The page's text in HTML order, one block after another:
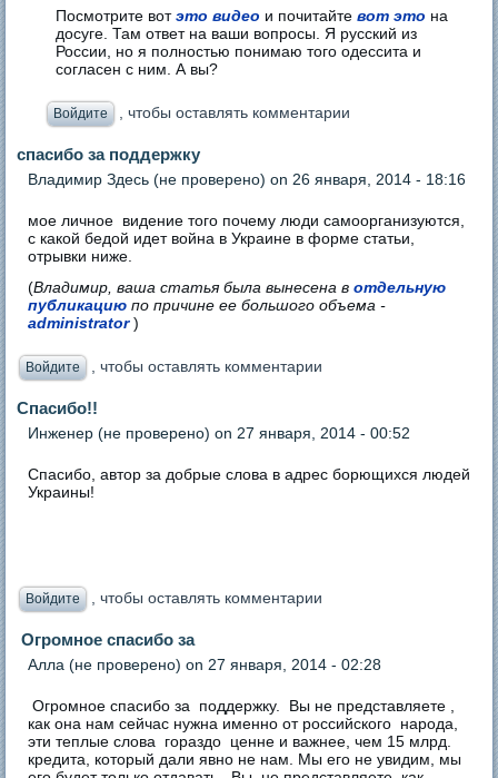
Посмотрите вотэто видео и почитайтевот это на
досуге. Там ответ на ваши вопросы. Я русский из
России, но я полностью понимаю того одессита и
согласен с ним. А вы?
Войдите , чтобы оставлять комментарии
спасибо за поддержку
Владимир Здесь (не проверено) on 26 января, 2014 - 18:16
мое личное видение того почему люди самоорганизуются,
с какой бедой идет война в Украине в форме статьи,
отрывки ниже.
(Владимир, ваша статья была вынесена вотдельную
публикацию по причине ее большого объема -
administrator)
Войдите , чтобы оставлять комментарии
Спасибо!!
Инженер (не проверено) on 27 января, 2014 - 00:52
Спасибо, автор за добрые слова в адрес борющихся людей
Украины!
Войдите , чтобы оставлять комментарии
Огромное спасибо за
Алла (не проверено) on 27 января, 2014 - 02:28
Огромное спасибо за поддержку. Вы не представляете ,
как она нам сейчас нужна именно от российского народа,
эти теплые слова гораздо ценне и важнее, чем 15 млрд.
кредита, который дали явно не нам. Мы его не увидим, мы